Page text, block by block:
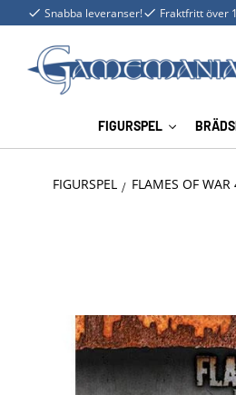
Snabba leveranser! Fraktfritt över
FIGURSPEL
FIGURSPEL FLAMES OF WAR